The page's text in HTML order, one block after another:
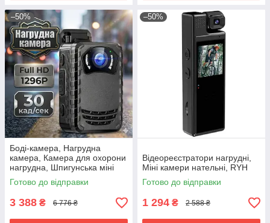
–50%
Боді-камера, Нагрудна
камера, Камера для охорони
нагрудна, Шпигунська міні
камера з великим часом
запису, RYH
Готово до відправки
3 388 ₴ 6 776 ₴
–50%
Відеореєстратори нагрудні,
Міні камери нательні, RYH
Готово до відправки
1 294 ₴ 2 588 ₴